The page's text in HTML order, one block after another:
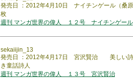
発売日 ：2012年4月10日 ナイチンゲール（桑
枚
週刊 マンガ世界の偉人 １２号 ナイチンゲール
sekaiijin_13
発売日 ：2012年4月17日 宮沢賢治 美しい詩
き童話詩人
週刊 マンガ世界の偉人 １３号 宮沢賢治